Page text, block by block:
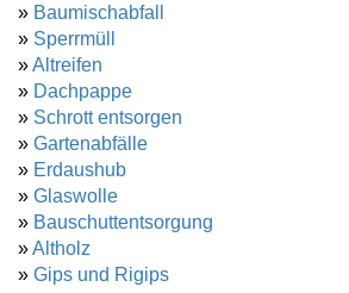
» Baumischabfall
» Sperrmüll
»Altreifen
» Dachpappe
» Schrott entsorgen
» Gartenabfälle
» Erdaushub
» Glaswolle
» Bauschuttentsorgung
»Altholz
» Gips und Rigips